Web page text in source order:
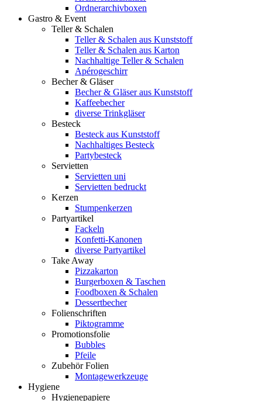
Ordnerarchivboxen
Gastro & Event
Teller & Schalen
Teller & Schalen aus Kunststoff
Teller & Schalen aus Karton
Nachhaltige Teller & Schalen
Apérogeschirr
Becher & Gläser
Becher & Gläser aus Kunststoff
Kaffeebecher
diverse Trinkgläser
Besteck
Besteck aus Kunststoff
Nachhaltiges Besteck
Partybesteck
Servietten
Servietten uni
Servietten bedruckt
Kerzen
Stumpenkerzen
Partyartikel
Fackeln
Konfetti-Kanonen
diverse Partyartikel
Take Away
Pizzakarton
Burgerboxen & Taschen
Foodboxen & Schalen
Dessertbecher
Folienschriften
Piktogramme
Promotionsfolie
Bubbles
Pfeile
Zubehör Folien
Montagewerkzeuge
Hygiene
Hygienepapiere